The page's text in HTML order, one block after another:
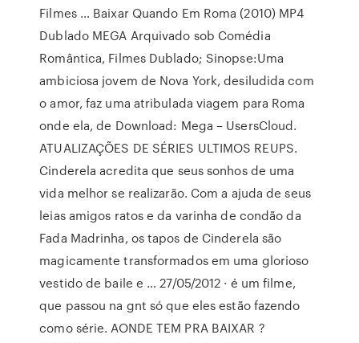
Filmes … Baixar Quando Em Roma (2010) MP4
Dublado MEGA Arquivado sob Comédia
Romântica, Filmes Dublado; Sinopse:Uma
ambiciosa jovem de Nova York, desiludida com
o amor, faz uma atribulada viagem para Roma
onde ela, de Download: Mega – UsersCloud.
ATUALIZAÇÕES DE SÉRIES ULTIMOS REUPS.
Cinderela acredita que seus sonhos de uma
vida melhor se realizarão. Com a ajuda de seus
leias amigos ratos e da varinha de condão da
Fada Madrinha, os tapos de Cinderela são
magicamente transformados em uma glorioso
vestido de baile e … 27/05/2012 · é um filme,
que passou na gnt só que eles estão fazendo
como série. AONDE TEM PRA BAIXAR ?